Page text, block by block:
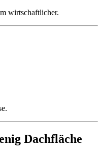
wirtschaftlicher.
Dachfläche